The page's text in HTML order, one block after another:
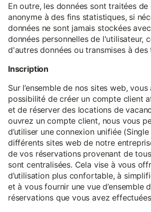
En outre, les données sont traitées de
anonyme à des fins statistiques, si
données ne sont jamais stockées
données personnelles de l'utilisateur,
d'autres données ou transmises à des
Inscription
Sur l’ensemble de nos sites web, vous
possibilité de créer un compte client
et de réserver des locations de
ouvrez un compte client, nous vous
d’utiliser une connexion unifiée
différents sites web de notre
de vos réservations provenant de
sont centralisées. Cela vise à vous
d’utilisation plus confortable, à
et à vous fournir une vue d’ensemble
réservations que vous avez